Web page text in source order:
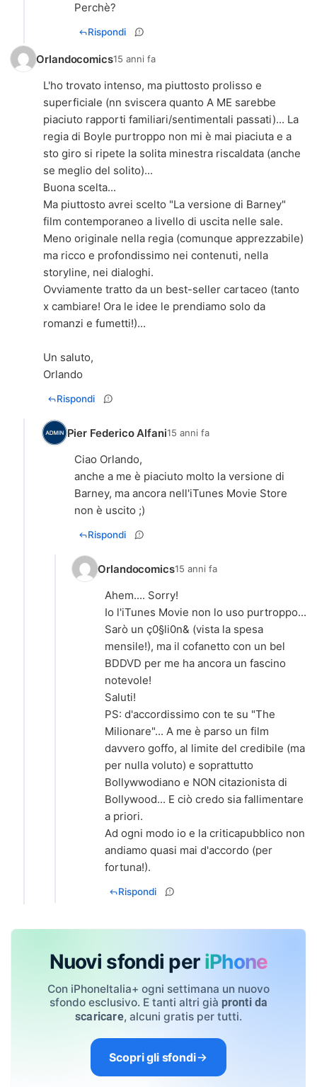
Perchè?
Rispondi
Orlandocomics15 anni fa
L'ho trovato intenso, ma piuttosto prolisso e
superficiale (nn sviscera quanto A ME sarebbe
piaciuto rapporti familiari/sentimentali passati)... La
regia di Boyle purtroppo non mi è mai piaciuta e a
sto giro si ripete la solita minestra riscaldata (anche
se meglio del solito)...
Buona scelta...
Ma piuttosto avrei scelto "La versione di Barney"
film contemporaneo a livello di uscita nelle sale.
Meno originale nella regia (comunque apprezzabile)
ma ricco e profondissimo nei contenuti, nella
storyline, nei dialoghi.
Ovviamente tratto da un best-seller cartaceo (tanto
x cambiare! Ora le idee le prendiamo solo da
romanzi e fumetti!)...
Un saluto,
Orlando
Rispondi
Pier Federico Alfani15 anni fa
Ciao Orlando,
anche a me è piaciuto molto la versione di
Barney, ma ancora nell'iTunes Movie Store
non è uscito ;)
Rispondi
Orlandocomics15 anni fa
Ahem.... Sorry!
Io l'iTunes Movie non lo uso purtroppo...
Sarò un ç0§li0n& (vista la spesa
mensile!), ma il cofanetto con un bel
BDDVD per me ha ancora un fascino
notevole!
Saluti!
PS: d'accordissimo con te su "The
Milionare"... A me è parso un film
davvero goffo, al limite del credibile (ma
per nulla voluto) e soprattutto
Bollywwodiano e NON citazionista di
Bollywood... E ciò credo sia fallimentare
a priori.
Ad ogni modo io e la criticapubblico non
andiamo quasi mai d'accordo (per
fortuna!).
Rispondi
Nuovi sfondi per iPhone
Con iPhoneItalia+ ogni settimana un nuovo
sfondo esclusivo. E tanti altri già pronti da
scaricare, alcuni gratis per tutti.
Scopri gli sfondi